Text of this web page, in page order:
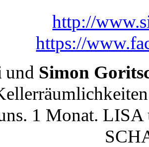
http://
https://
und Simon
1 Monat. LISA